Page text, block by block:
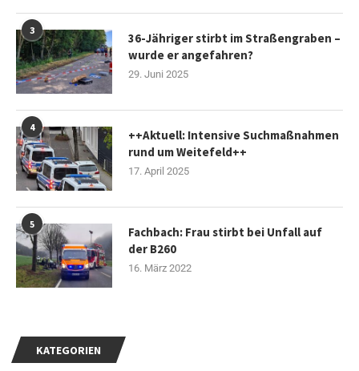
KATEGORIEN
3
36-Jähriger stirbt im Straßengraben –
wurde er angefahren?
29. Juni 2025
4
++Aktuell: Intensive Suchmaßnahmen
rund um Weitefeld++
17. April 2025
5
Fachbach: Frau stirbt bei Unfall auf
der B260
16. März 2022